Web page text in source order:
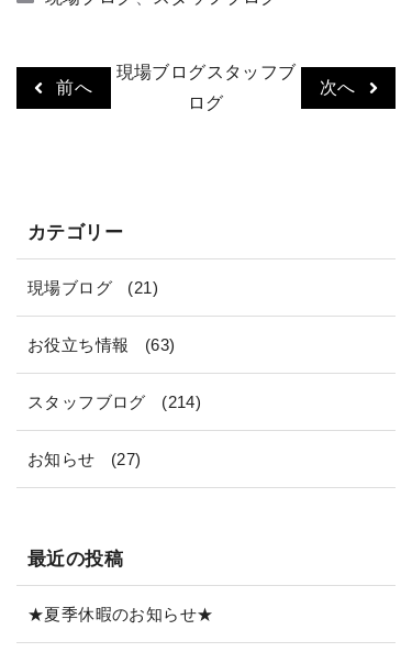
リ
ー
前へ
現場ブログスタッフブ
ログ
次へ
カテゴリー
現場ブログ (21)
お役立ち情報 (63)
スタッフブログ (214)
お知らせ (27)
最近の投稿
★夏季休暇のお知らせ★